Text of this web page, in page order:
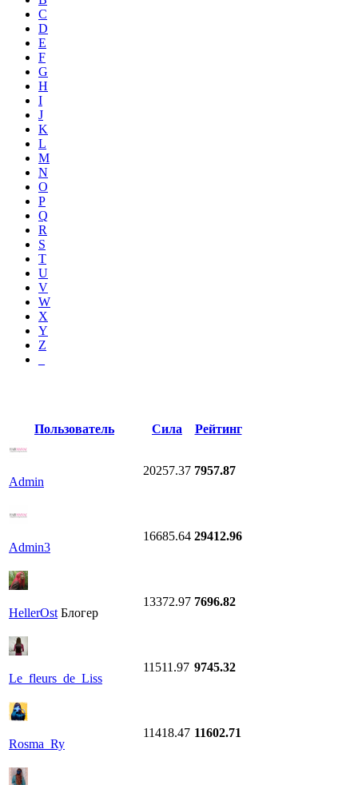
C
D
E
F
G
H
I
J
K
L
M
N
O
P
Q
R
S
T
U
V
W
X
Y
Z
Пользователь Сила Рейтинг
Admin
20257.37 7957.87
Admin3
16685.64 29412.96
HellerOst Блогер
13372.97 7696.82
Le_fleurs_de_Liss
11511.97 9745.32
Rosma_Ry
11418.47 11602.71